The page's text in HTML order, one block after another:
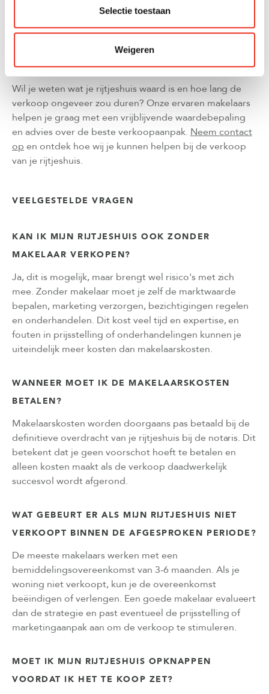
Selectie toestaan
Weigeren
snel je woning wordt verkocht. Professionele fotografie,
verspreiding zorgen ervoor dat meer potentiële kopers
je rijtjeshuis zien. Een ervarenverkoopmakelaar
precies hoe hij jouw woning het beste kan presenteren.
Wil je weten wat je rijtjeshuis waard is en hoe lang de
verkoop ongeveer zou duren? Onze ervaren makelaars
helpen je graag met een vrijblijvende waardebepaling
en advies over de beste verkoopaanpak. Neem contact
op en ontdek hoe wij je kunnen helpen bij de verkoop
van je rijtjeshuis.
VEELGESTELDE VRAGEN
KAN IK MIJN RIJTJESHUIS OOK ZONDER
MAKELAAR VERKOPEN?
Ja, dit is mogelijk, maar brengt wel risico's met zich
mee. Zonder makelaar moet je zelf de marktwaarde
bepalen, marketing verzorgen, bezichtigingen regelen
en onderhandelen. Dit kost veel tijd en expertise, en
fouten in prijsstelling of onderhandelingen kunnen je
uiteindelijk meer kosten dan makelaarskosten.
WANNEER MOET IK DE MAKELAARSKOSTEN
BETALEN?
Makelaarskosten worden doorgaans pas betaald bij de
definitieve overdracht van je rijtjeshuis bij de notaris. Dit
betekent dat je geen voorschot hoeft te betalen en
alleen kosten maakt als de verkoop daadwerkelijk
succesvol wordt afgerond.
WAT GEBEURT ER ALS MIJN RIJTJESHUIS NIET
VERKOOPT BINNEN DE AFGESPROKEN PERIODE?
De meeste makelaars werken met een
bemiddelingsovereenkomst van 3-6 maanden. Als je
woning niet verkoopt, kun je de overeenkomst
beëindigen of verlengen. Een goede makelaar evalueert
dan de strategie en past eventueel de prijsstelling of
marketingaanpak aan om de verkoop te stimuleren.
MOET IK MIJN RIJTJESHUIS OPKNAPPEN
VOORDAT IK HET TE KOOP ZET?